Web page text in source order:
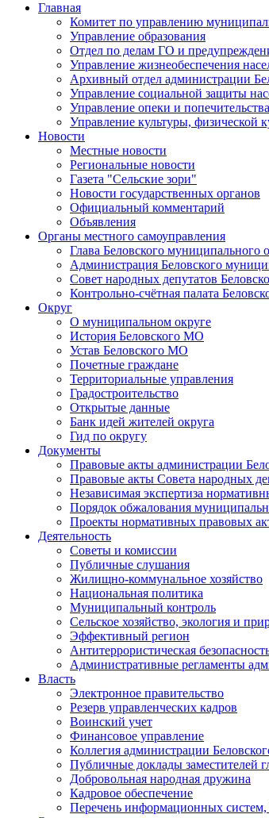
Главная
Комитет по управлению
Управление образования
Отдел по делам ГО и
Управление жизнеобеспечения
Архивный отдел администрации
Управление социальной защиты
Управление опеки и попечительства
Управление культуры, физической
Новости
Местные новости
Региональные новости
Газета "Сельские зори"
Новости государственных органов
Официальный комментарий
Объявления
Органы местного самоуправления
Глава Беловского муниципального
Администрация Беловского
Совет народных депутатов
Контрольно-счётная палата
Округ
О муниципальном округе
История Беловского МО
Устав Беловского МО
Почетные граждане
Территориальные управления
Градостроительство
Открытые данные
Банк идей жителей округа
Гид по округу
Документы
Правовые акты администрации
Правовые акты Совета народных
Независимая экспертиза
Порядок обжалования
Проекты нормативных правовых
Деятельность
Советы и комиссии
Публичные слушания
Жилищно-коммунальное хозяйство
Национальная политика
Муниципальный контроль
Сельское хозяйство, экология и
Эффективный регион
Антитеррористическая
Административные регламенты
Власть
Электронное правительство
Резерв управленческих кадров
Воинский учет
Финансовое управление
Коллегия администрации
Публичные доклады заместителей
Добровольная народная дружина
Кадровое обеспечение
Перечень информационных систем,